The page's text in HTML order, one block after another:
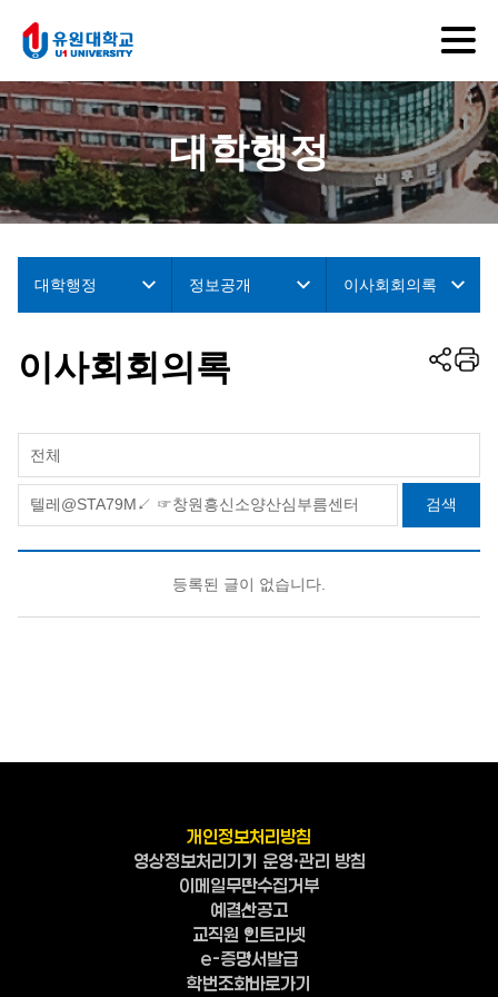
대학행정
대학행정 정보공개 이사회회의록
이사회회의록
전체
검색
등록된 글이 없습니다.
개인정보처리방침
영상정보처리기기 운영·관리 방침
이메일무단수집거부
예결산공고
교직원 인트라넷
e-증명서발급
학번조회바로가기